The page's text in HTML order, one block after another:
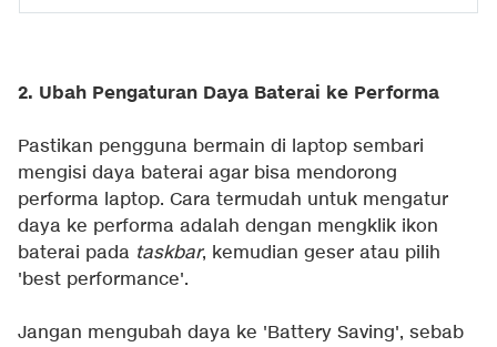
2. Ubah Pengaturan Daya Baterai ke Performa
Pastikan pengguna bermain di laptop sembari
mengisi daya baterai agar bisa mendorong
performa laptop. Cara termudah untuk mengatur
daya ke performa adalah dengan mengklik ikon
baterai pada taskbar, kemudian geser atau pilih
'best performance'.
Jangan mengubah daya ke 'Battery Saving', sebab